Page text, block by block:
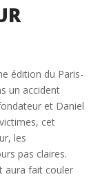
édition du Paris-
un accident
et Daniel
cet
les
pas claires.
aura fait couler